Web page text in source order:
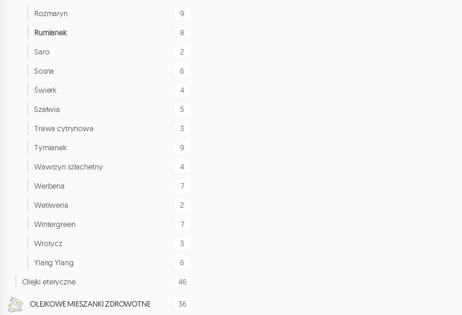
Rozmaryn 9
Rumianek 8
Saro 2
Sosna 6
Świerk 4
Szałwia 5
Trawa cytrynowa 3
Tymianek 9
Wawrzyn szlachetny 4
Werbena 7
Wetiweria 2
Wintergreen 7
Wrotycz 3
Ylang Ylang 6
Olejki eteryczne 46
OLEJKOWE MIESZANKI ZDROWOTNE 36